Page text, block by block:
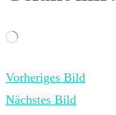
Wird
Vorheriges Bild
Nächstes Bild